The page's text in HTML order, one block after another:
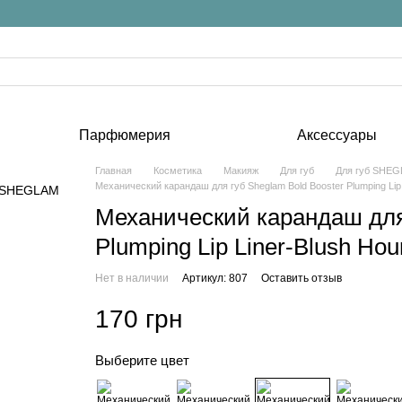
Парфюмерия Аксессуары
Главная Косметика Макияж Для губ
Для губ
Механический карандаш для губ Sheglam Bold Booster Plumping
Механический карандаш
Plumping Lip Liner-Blush
Нет в наличии Артикул: 807 Оставить отзыв
170 грн
Выберите цвет